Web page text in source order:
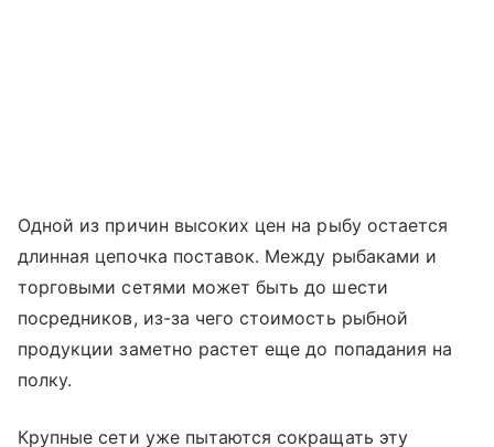
Одной из причин высоких цен на рыбу остается
длинная цепочка поставок. Между рыбаками и
торговыми сетями может быть до шести
посредников, из-за чего стоимость рыбной
продукции заметно растет еще до попадания на
полку.
Крупные сети уже пытаются сокращать эту